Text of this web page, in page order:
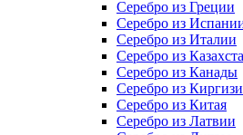
Серебро из Греции
Серебро из
Серебро из Италии
Серебро из
Серебро из Канады
Серебро из
Серебро из Китая
Серебро из Латвии